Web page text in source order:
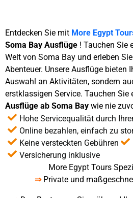
Entdecken Sie mit More Egypt
Soma Bay Ausflüge ! Tauchen Sie
Welt von Soma Bay und erleben
Abenteuer. Unsere Ausflüge bieten
Auswahl an Aktivitäten, sondern
erstklassigen Service. Tauchen Sie
Ausflüge ab Soma Bay wie nie
Hohe Servicequalität durch
Online bezahlen, einfach zu
Keine versteckten Gebühren
Versicherung inklusive
More Egypt Tours
⇒Private und